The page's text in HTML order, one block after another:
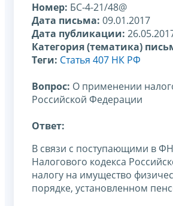
Номер: БС-4-21/48@
Дата письма: 09.01.2017
Дата публикации:
Категория (тематика)
Теги: Статья 407 НК РФ
Вопрос: О применении
Российской Федерации
Ответ:
В связи с поступающими в
Налогового кодекса
налогу на имущество
порядке, установленном